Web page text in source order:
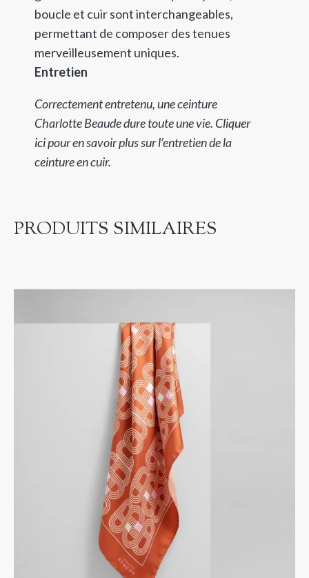
boucle et cuir sont interchangeables,
permettant de composer des tenues
merveilleusement uniques.
Entretien
Correctement entretenu, une ceinture
Charlotte Beaude dure toute une vie. Cliquer
icipour en savoir plus sur l’entretien de la
ceinture en cuir.
PRODUITS SIMILAIRES